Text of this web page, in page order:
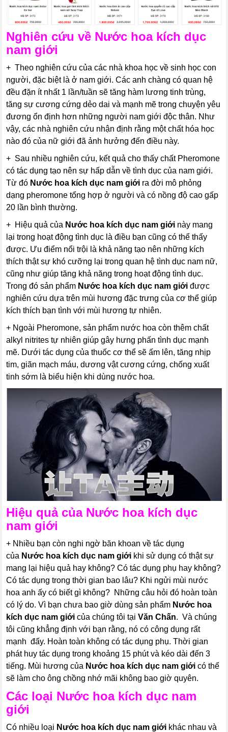
Nghiên cứu về Nước hoa kích dục
nam giới
+ Theo nghiên cứu của các nhà khoa học về sinh học con
người, đặc biệt là ở nam giới. Các anh chàng có quan hệ
đều đặn ít nhất 1 lần/tuần sẽ tăng hàm lương tinh trùng,
tăng sự cương cứng dẻo dai và mạnh mẽ trong chuyện yêu
đương ổn định hơn những người nam giới độc thân. Như
vậy, các nhà nghiên cứu nhận định rằng một chất hóa học
nào đó của nữ giới đã ảnh hưởng đến điều này.
+ Sau nhiều nghiên cứu, kết quả cho thấy chất Pheromone
có tác dụng tạo nên sự hấp dẫn về tình dục của nam giới.
Từ đó Nước hoa kích dục nam giới ra đời mô phỏng
dạng pheromone tổng hợp ở người và có nồng độ cao gấp
20 lần bình thường.
+ Hiệu quả của Nước hoa kích dục nam giới này mang
lại trong hoạt động tình dục là điều bạn cũng có thể thấy
được. Ưu điểm nổi trội là khả năng tạo nên những kích
thích thật sự khó cưỡng lại trong quan hệ tình dục nam nữ,
cũng như giúp tăng khả năng trong hoạt động tình dục.
Trong đó sản phẩm Nước hoa kích dục nam giới được
nghiên cứu dựa trên mùi hương đặc trưng của cơ thể giúp
kích thích bạn tình với mùi hương tự nhiên.
+ Ngoài Pheromone, sản phẩm nước hoa còn thêm chất
alkyl nitrites tự nhiên giúp gây hưng phấn tình dục mạnh
mẽ. Dưới tác dụng của thuốc cơ thể sẽ ấm lên, tăng nhịp
tim, giãn mạch máu, dương vật cương cứng, chống xuất
tinh sớm là biểu hiện khi dùng nước hoa.
Hiệu quả của Nước hoa kích dục
nam giới
+ Nhiều bạn còn nghi ngờ băn khoan về tác dụng
của Nước hoa kích dục nam giới khi sử dụng có thật sự
mang lại hiệu quả hay không? Có tác dụng phụ hay không?
Có tác dụng trong thời gian bao lâu? Khi ngửi mùi nước
hoa anh ấy có biết gì không? Những câu hỏi đó hoàn toàn
có lý do. Vì bạn chưa bao giờ dùng sản phẩm Nước hoa
kích dục nam giới của chúng tôi tạiVăn Chấn. Và chúng
tôi cũng khẳng định với bạn rằng, nó có công dụng rất
mạnh đấy. Hoàn toàn không có tác dụng phụ. Thời gian
phát huy tác dụng trong khoảng 15 phút và kéo dài đến 3
tiếng. Mùi hương của Nước hoa kích dục nam giới có thể
sẽ làm cho ông chồng nhớ mãi không bao giờ quyên.
Các loại Nước hoa kích dục nam
giới
Có nhiều loại Nước hoa kích dục nam giới khác nhau và